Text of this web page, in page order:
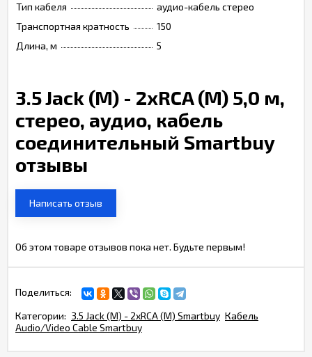
Тип кабеля
аудио-кабель стерео
Транспортная кратность
150
Длина, м
5
3.5 Jack (M) - 2xRCA (M) 5,0 м,
стерео, аудио, кабель
соединительный Smartbuy
отзывы
Написать отзыв
Об этом товаре отзывов пока нет. Будьте первым!
Поделиться:
Категории: 3.5 Jack (M) - 2xRCA (M) Smartbuy Кабель
Audio/Video Cable Smartbuy